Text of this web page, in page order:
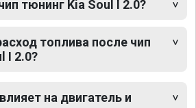
тюнинг Kia Soul I 2.0?
топлива после чип
I 2.0?
на двигатель и